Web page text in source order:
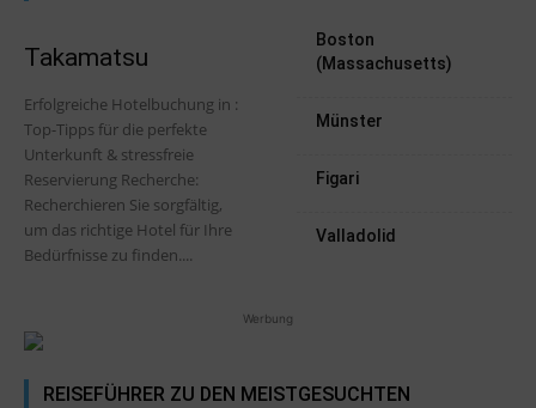
Takamatsu
Erfolgreiche Hotelbuchung in :
Top-Tipps für die perfekte
Unterkunft & stressfreie
Reservierung Recherche:
Recherchieren Sie sorgfältig,
um das richtige Hotel für Ihre
Bedürfnisse zu finden....
Boston
(Massachusetts)
Münster
Figari
Valladolid
Werbung
REISEFÜHRER ZU DEN MEISTGESUCHTEN